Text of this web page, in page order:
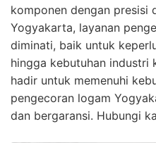
komponen dengan presisi
Yogyakarta, layanan
diminati, baik untuk
hingga kebutuhan industri
hadir untuk memenuhi
pengecoran logam
dan bergaransi. Hubungi